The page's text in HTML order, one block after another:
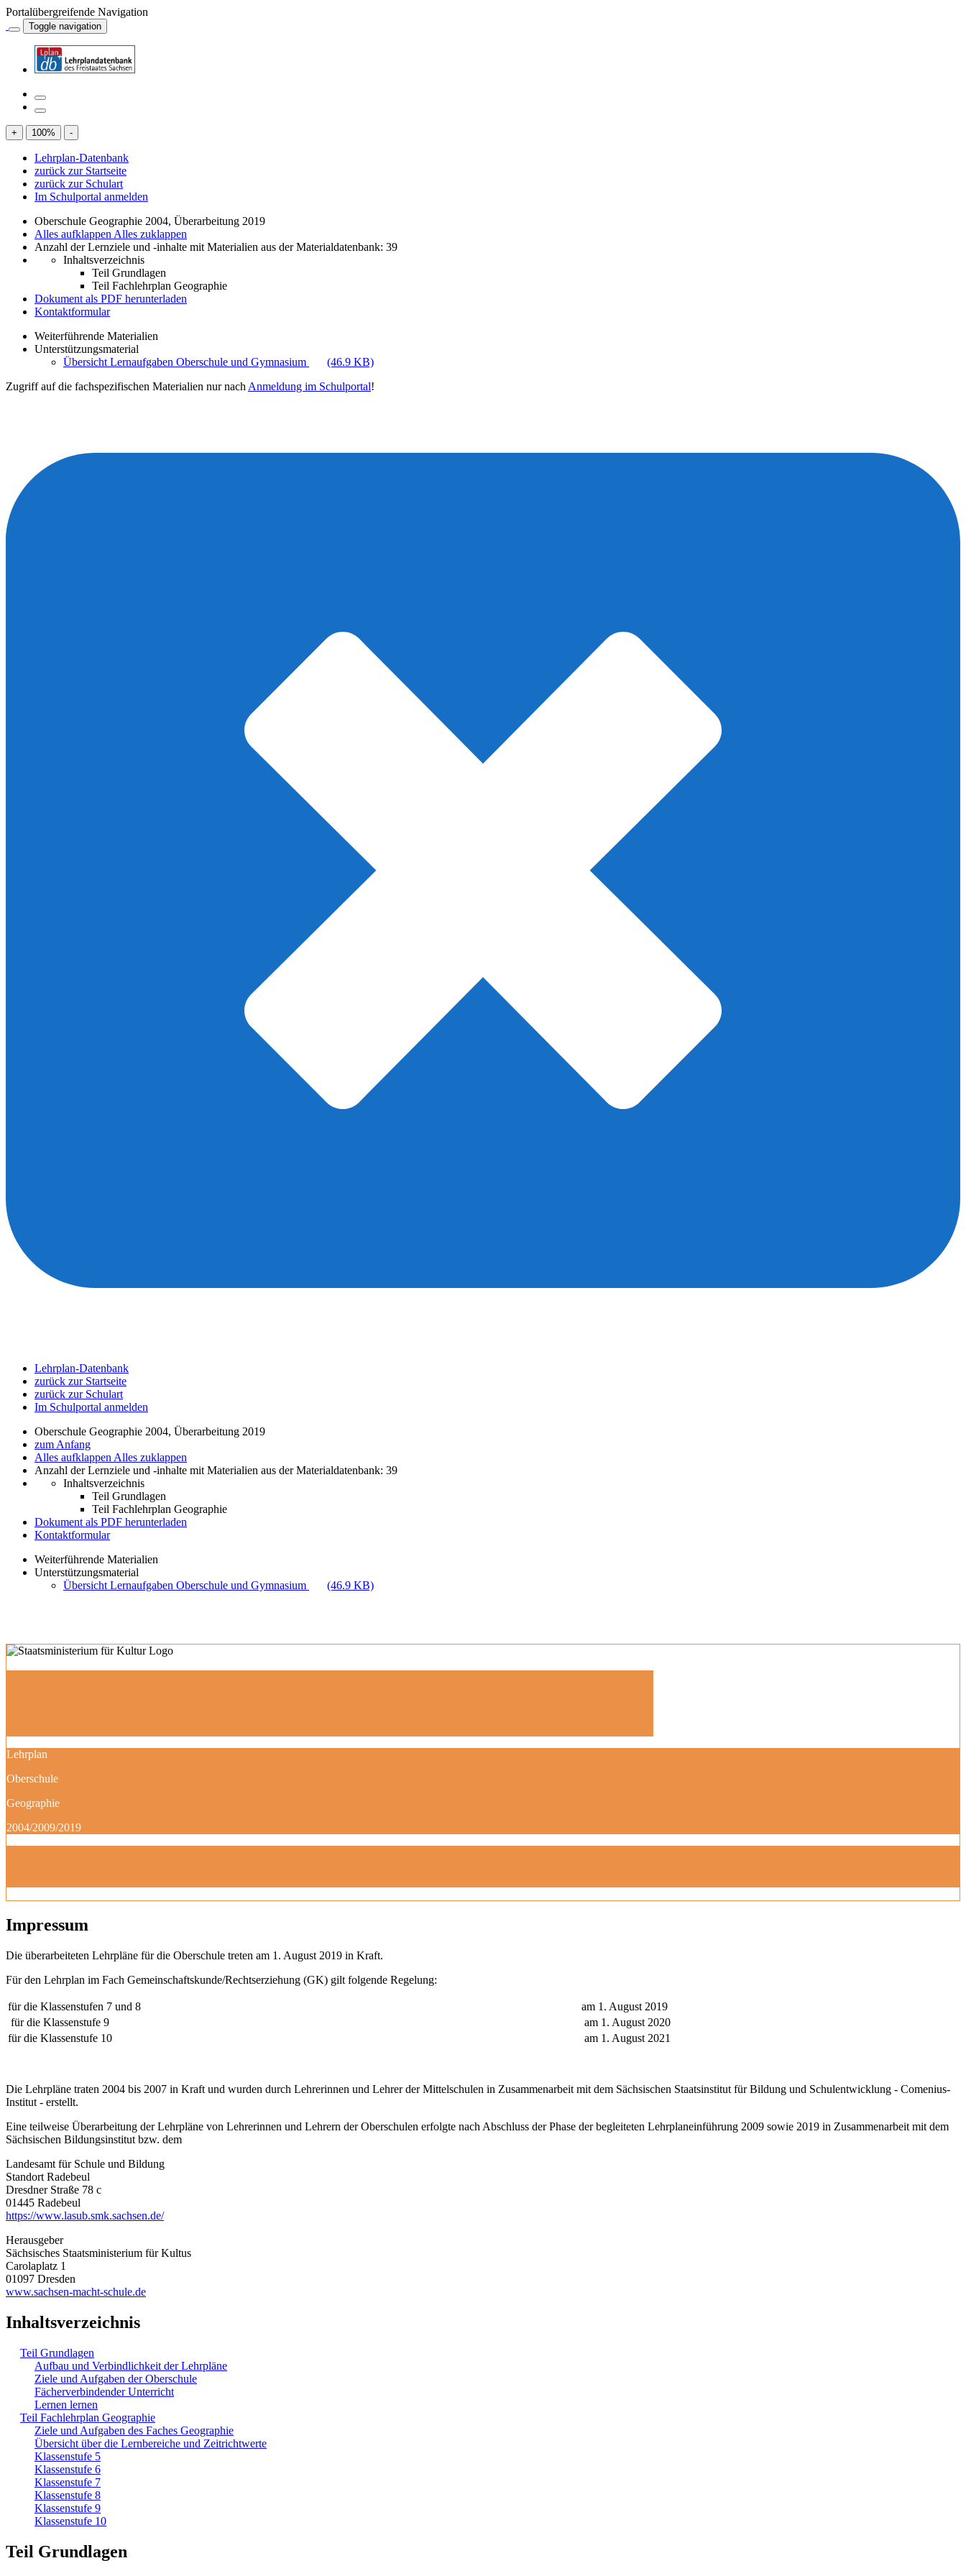
Portalübergreifende Navigation
Toggle navigation
+ 100% -
Lehrplan-Datenbank
zurück zur Startseite
zurück zur Schulart
Im Schulportal anmelden
Oberschule Geographie 2004, Überarbeitung 2019
Alles aufklappen Alles zuklappen
Anzahl der Lernziele und -inhalte mit Materialien aus der Materialdatenbank: 39
Inhaltsverzeichnis
Teil Grundlagen
Teil Fachlehrplan Geographie
Dokument als PDF herunterladen
Kontaktformular
Weiterführende Materialien
Unterstützungsmaterial
Übersicht Lernaufgaben Oberschule und Gymnasium
(46.9 KB)
Zugriff auf die fachspezifischen Materialien nur nach Anmeldung im Schulportal!
Lehrplan-Datenbank
zurück zur Startseite
zurück zur Schulart
Im Schulportal anmelden
Oberschule Geographie 2004, Überarbeitung 2019
zum Anfang
Alles aufklappen Alles zuklappen
Anzahl der Lernziele und -inhalte mit Materialien aus der Materialdatenbank: 39
Inhaltsverzeichnis
Teil Grundlagen
Teil Fachlehrplan Geographie
Dokument als PDF herunterladen
Kontaktformular
Weiterführende Materialien
Unterstützungsmaterial
Übersicht Lernaufgaben Oberschule und Gymnasium
(46.9 KB)
Lehrplan
Oberschule
Geographie
2004/2009/2019
Impressum
Die überarbeiteten Lehrpläne für die Oberschule treten am 1. August 2019 in Kraft.
Für den Lehrplan im Fach Gemeinschaftskunde/Rechtserziehung (GK) gilt folgende Regelung:
für die Klassenstufen 7 und 8
am 1. August 2019
für die Klassenstufe 9
am 1. August 2020
für die Klassenstufe 10
am 1. August 2021
Die Lehrpläne traten 2004 bis 2007 in Kraft und wurden durch Lehrerinnen und Lehrer der Mittelschulen in Zusammenarbeit mit dem Sächsischen Staatsinstitut für Bildung und Schulentwicklung - Comenius-
Institut - erstellt.
Eine teilweise Überarbeitung der Lehrpläne von Lehrerinnen und Lehrern der Oberschulen erfolgte nach Abschluss der Phase der begleiteten Lehrplaneinführung 2009 sowie 2019 in Zusammenarbeit mit dem
Sächsischen Bildungsinstitut bzw. dem
Landesamt für Schule und Bildung
Standort Radebeul
Dresdner Straße 78 c
01445 Radebeul
https://www.lasub.smk.sachsen.de/
Herausgeber
Sächsisches Staatsministerium für Kultus
Carolaplatz 1
01097 Dresden
www.sachsen-macht-schule.de
Inhaltsverzeichnis
Teil Grundlagen
Aufbau und Verbindlichkeit der Lehrpläne
Ziele und Aufgaben der Oberschule
Fächerverbindender Unterricht
Lernen lernen
Teil Fachlehrplan Geographie
Ziele und Aufgaben des Faches Geographie
Übersicht über die Lernbereiche und Zeitrichtwerte
Klassenstufe 5
Klassenstufe 6
Klassenstufe 7
Klassenstufe 8
Klassenstufe 9
Klassenstufe 10
Teil Grundlagen